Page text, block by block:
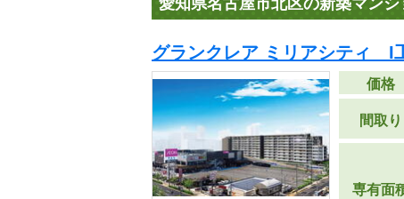
愛知県名古屋市北区の新築マンシ
グランクレア ミリアシティ I
価格
間取り
専有面